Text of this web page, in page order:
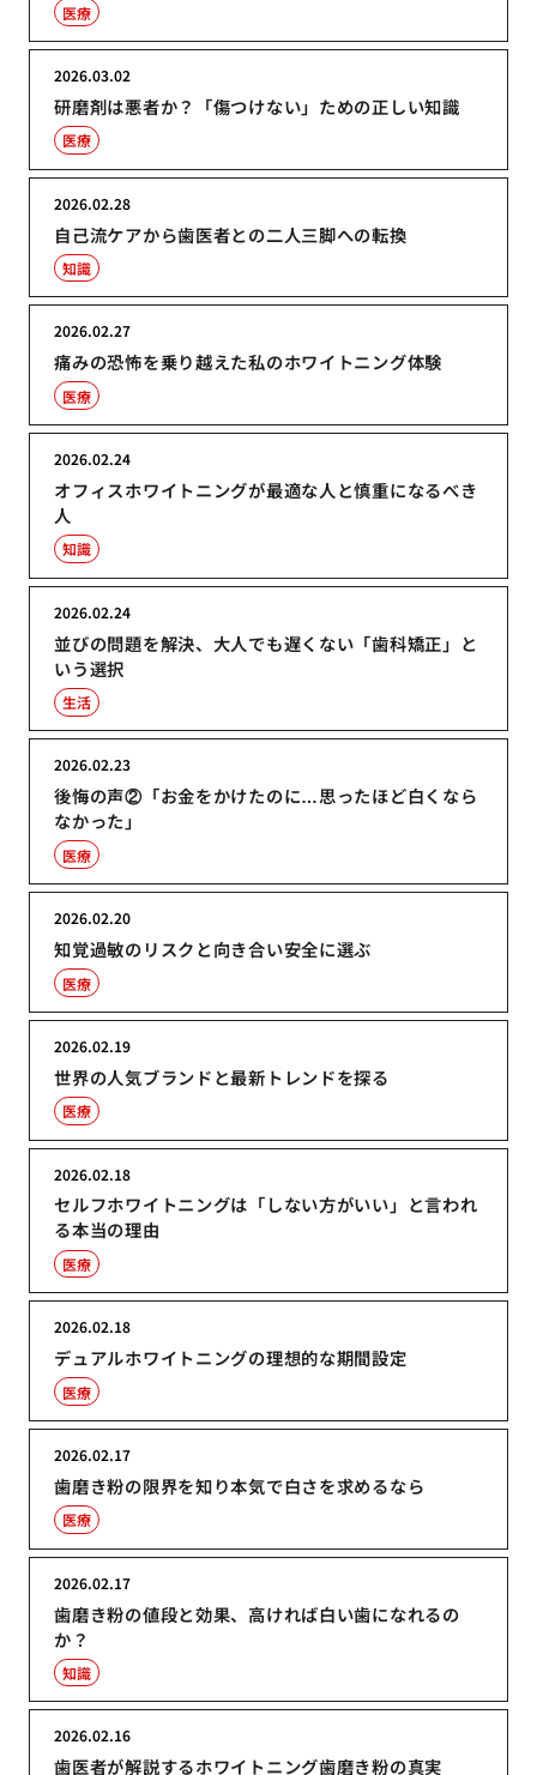
医療
研磨剤は悪者か？「傷つけない」ための正しい知識
2026.03.02
医療
自己流ケアから歯医者との二人三脚への転換
2026.02.28
知識
痛みの恐怖を乗り越えた私のホワイトニング体験
2026.02.27
医療
オフィスホワイトニングが最適な人と慎重になるべき
人
2026.02.24
知識
並びの問題を解決、大人でも遅くない「歯科矯正」と
いう選択
2026.02.24
生活
後悔の声②「お金をかけたのに…思ったほど白くなら
なかった」
2026.02.23
医療
知覚過敏のリスクと向き合い安全に選ぶ
2026.02.20
医療
世界の人気ブランドと最新トレンドを探る
2026.02.19
医療
セルフホワイトニングは「しない方がいい」と言われ
る本当の理由
2026.02.18
医療
デュアルホワイトニングの理想的な期間設定
2026.02.18
医療
歯磨き粉の限界を知り本気で白さを求めるなら
2026.02.17
医療
歯磨き粉の値段と効果、高ければ白い歯になれるの
か？
2026.02.17
知識
歯医者が解説するホワイトニング歯磨き粉の真実
2026.02.16